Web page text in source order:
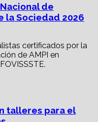
de
la Sociedad 2026
talleres para el